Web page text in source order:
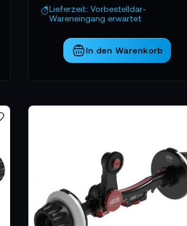
Lieferzeit: Vorbestelldar-
Wareneingang erwartet
In den Warenkorb